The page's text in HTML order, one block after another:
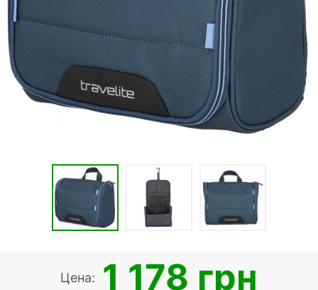
Цена: 1 178 грн